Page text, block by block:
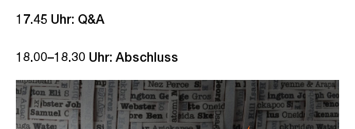
17.45 Uhr: Q&A
18.00–18.30 Uhr: Abschluss